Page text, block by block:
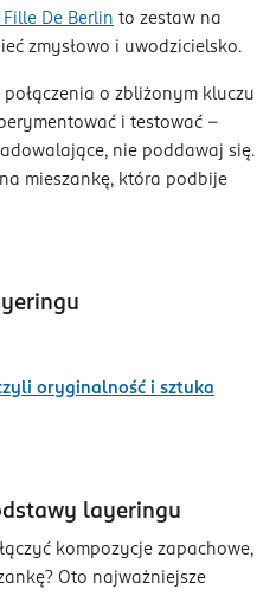
De Berlin to zestaw na
zmysłowo i uwodzicielsko.
o zbliżonym kluczu
i testować –
nie poddawaj się.
mieszankę, która podbije
oryginalność i sztuka
layeringu
kompozycje zapachowe,
Oto najważniejsze